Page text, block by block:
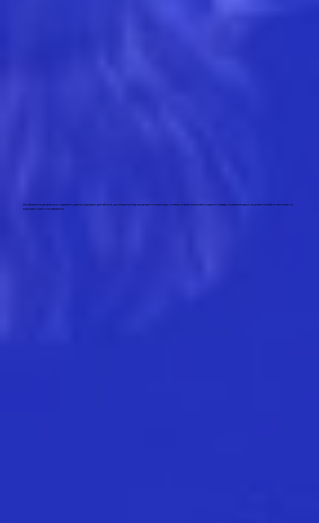
Ознайомтеся детальніше з кроками участь у програмі, дізнайтеся, що очікується від кандидата на кожному з етапів, а також отримайте корисні поради та рекомендації, як успішно пройти всі етапи та
отримати грант на навчання.